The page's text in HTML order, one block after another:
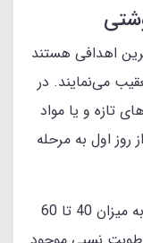
اهدافی هستند
می‌نمایند. در
تازه و یا مواد
اول به مرحله
تهویه با هدف حفظ رطوبت نسبی (RH) به میزان 40 تا 60